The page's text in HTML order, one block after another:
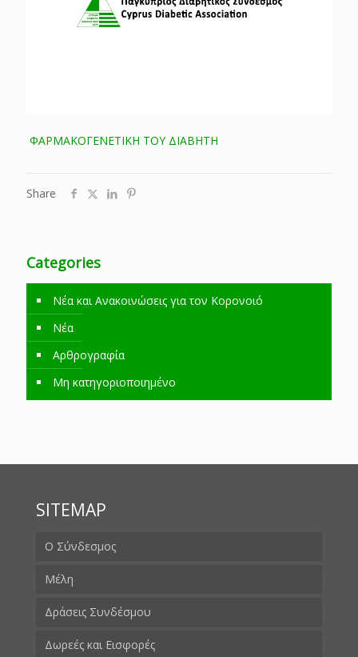
ΦΑΡΜΑΚΟΓΕΝΕΤΙΚΗ ΤΟΥ ΔΙΑΒΗΤΗ
Share
Categories
Νέα και Ανακοινώσεις για τον Κορονοιό
Νέα
Αρθρογραφία
Μη κατηγοριοποιημένο
SITEMAP
Ο Σύνδεσμος
Μέλη
Δράσεις Συνδέσμου
Δωρεές και Εισφορές